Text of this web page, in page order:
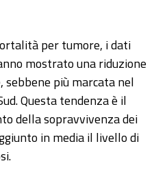
per tumore, i dati
mostrato una riduzione
sebbene più marcata nel
Questa tendenza è il
della sopravvivenza dei
in media il livello di